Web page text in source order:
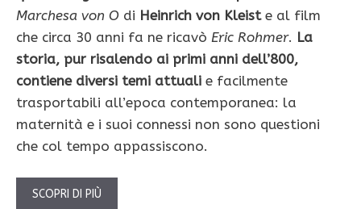
Marchesa von O di Heinrich von Kleist e al film
che circa 30 anni fa ne ricavò Eric Rohmer. La
storia, pur risalendo ai primi anni dell’800,
contiene diversi temi attuali e facilmente
trasportabili all’epoca contemporanea: la
maternità e i suoi connessi non sono questioni
che col tempo appassiscono.
SCOPRI DI PIÙ